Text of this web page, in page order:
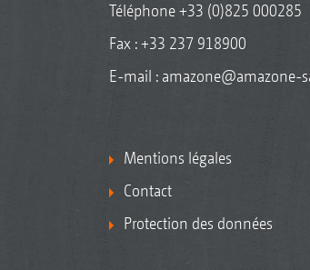
Téléphone+33 (0)825 000285
Fax : +33 237 918900
E-mail : amazone@amazone-
Mentions légales
Contact
Protection des données